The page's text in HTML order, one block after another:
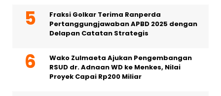
Fraksi Golkar Terima Ranperda
Pertanggungjawaban APBD 2025 dengan
Delapan Catatan Strategis
Wako Zulmaeta Ajukan Pengembangan
RSUD dr. Adnaan WD ke Menkes, Nilai
Proyek Capai Rp200 Miliar